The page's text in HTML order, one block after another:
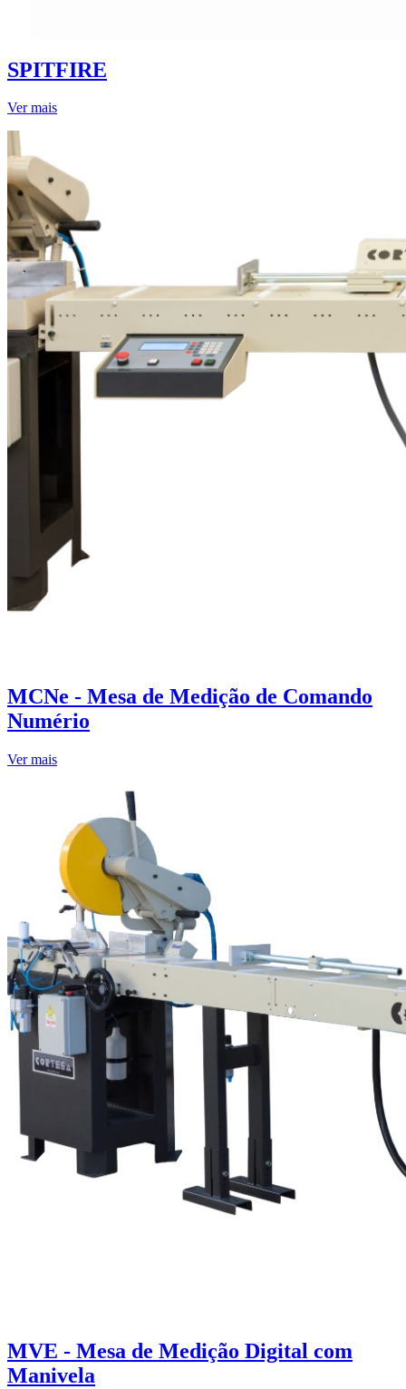
SPITFIRE
Ver mais
MCNe - Mesa de Medição de Comando
Numério
Ver mais
MVE - Mesa de Medição Digital com
Manivela